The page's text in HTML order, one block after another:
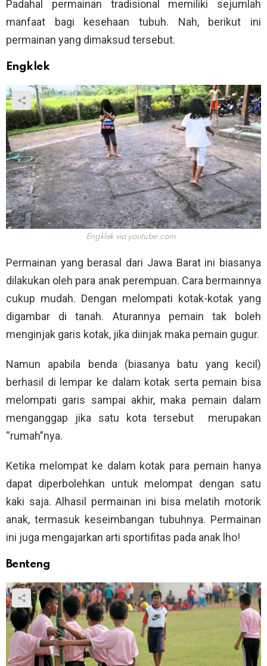
Padahal permainan tradisional memiliki sejumlah
manfaat bagi kesehaan tubuh. Nah, berikut ini
permainan yang dimaksud tersebut.
Engklek
Engklek via youtube.com
Permainan yang berasal dari Jawa Barat ini biasanya
dilakukan oleh para anak perempuan. Cara bermainnya
cukup mudah. Dengan melompati kotak-kotak yang
digambar di tanah. Aturannya pemain tak boleh
menginjak garis kotak, jika diinjak maka pemain gugur.
Namun apabila benda (biasanya batu yang kecil)
berhasil di lempar ke dalam kotak serta pemain bisa
melompati garis sampai akhir, maka pemain dalam
menganggap jika satu kota tersebut merupakan
“rumah”nya.
Ketika melompat ke dalam kotak para pemain hanya
dapat diperbolehkan untuk melompat dengan satu
kaki saja. Alhasil permainan ini bisa melatih motorik
anak, termasuk keseimbangan tubuhnya. Permainan
ini juga mengajarkan arti sportifitas pada anak lho!
Benteng